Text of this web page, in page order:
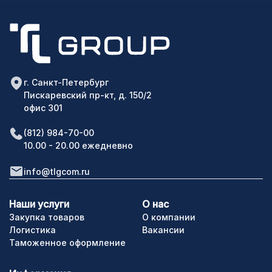
г. Санкт-Петербург
Пискаревский пр-кт, д. 150/2
офис 301
(812) 984-70-00
10.00 - 20.00 ежедневно
info@tlgcom.ru
Закупка товаров
Наши услуги
Логистика
Таможенное оформление
О нас
О компании
Вакансии